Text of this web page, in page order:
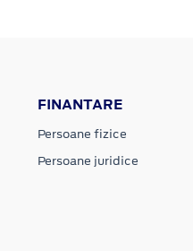
FINANTARE
Persoane fizice
Persoane juridice